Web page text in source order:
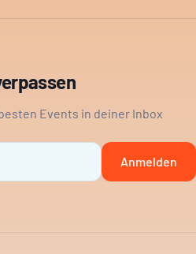
Events in deiner Inbox
Anmelden